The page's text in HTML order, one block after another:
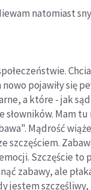
natomiast
pojawiły się
a które - jak
słowników. Mam tu
Mądrość
szczęściem.
Szczęście to
zabawy, ale
jestem